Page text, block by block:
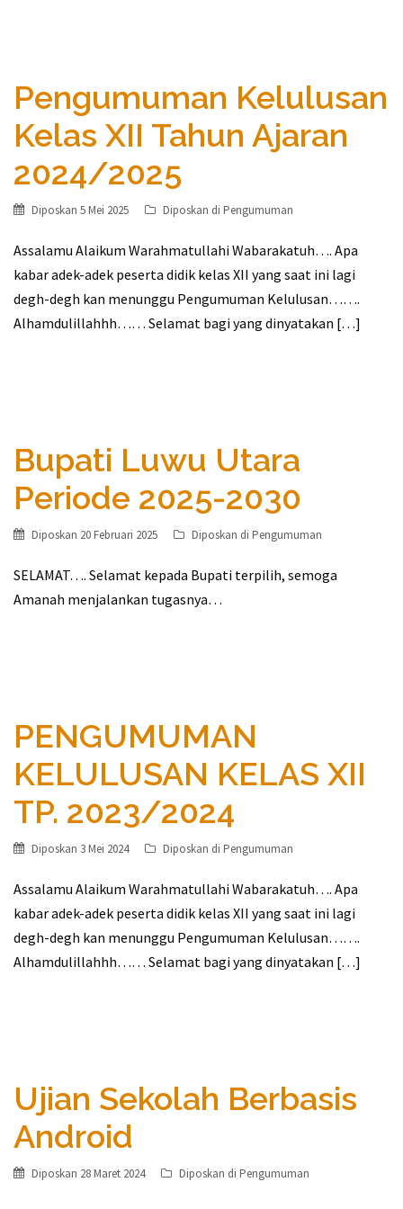
Pengumuman Kelulusan
Kelas XII Tahun Ajaran
2024/2025
Diposkan 5 Mei 2025 Diposkan di Pengumuman
Assalamu Alaikum Warahmatullahi Wabarakatuh…. Apa
kabar adek-adek peserta didik kelas XII yang saat ini lagi
degh-degh kan menunggu Pengumuman Kelulusan…….
Alhamdulillahhh…… Selamat bagi yang dinyatakan […]
Bupati Luwu Utara
Periode 2025-2030
Diposkan 20 Februari 2025 Diposkan di Pengumuman
SELAMAT…. Selamat kepada Bupati terpilih, semoga
Amanah menjalankan tugasnya…
PENGUMUMAN
KELULUSAN KELAS XII
TP. 2023/2024
Diposkan 3 Mei 2024 Diposkan di Pengumuman
Assalamu Alaikum Warahmatullahi Wabarakatuh…. Apa
kabar adek-adek peserta didik kelas XII yang saat ini lagi
degh-degh kan menunggu Pengumuman Kelulusan…….
Alhamdulillahhh…… Selamat bagi yang dinyatakan […]
Ujian Sekolah Berbasis
Android
Diposkan 28 Maret 2024 Diposkan di Pengumuman